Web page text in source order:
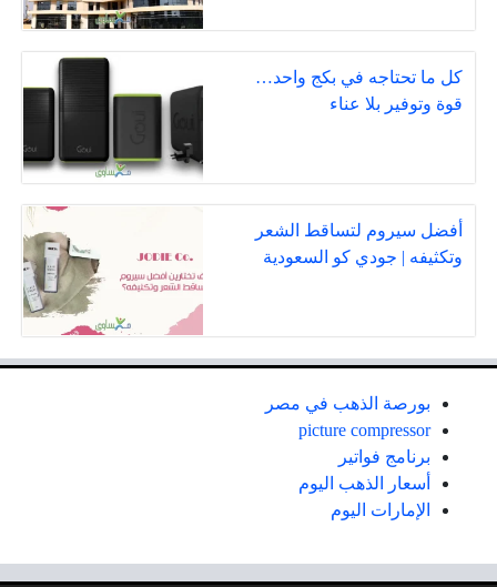
كل ما تحتاجه في بكج واحد…
قوة وتوفير بلا عناء
أفضل سيروم لتساقط الشعر
وتكثيفه | جودي كو السعودية
بورصة الذهب في مصر
picture compressor
برنامج فواتير
أسعار الذهب اليوم
الإمارات اليوم